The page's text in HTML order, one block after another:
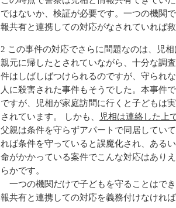
ではないか、検証が必要です。一つの機関
報共有と連携しての対応がなされていれば
2 この事件の対応でさらに問題なのは、児
親元に帰したとされていながら、十分な調
件はしばしばつけられるのですが、守られ
人に殺害された事件もそうでした。本事件
ですが、児相が家庭訪問に行くと子どもは
されています。 しかも、
児相は連絡した上
父親は条件を守らずアパートで同居してい
れば条件を守っていると誤魔化され、ある
命がかかっている案件でこんな対応はあり
らかです。
一つの機関だけで子どもを守ることはで
報共有と連携しての対応を義務付けなけれ